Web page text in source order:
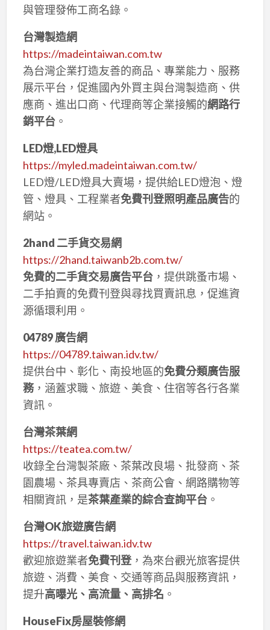
與管理發佈工商名錄。
台灣製造網
https://madeintaiwan.com.tw
為台灣企業打造友善的商品、專業能力、服務
展示平台，促進國內外買主與台灣製造商、供
應商、進出口商、代理商等企業接觸的網路行
銷平台。
LED燈,LED燈具
https://myled.madeintaiwan.com.tw/
LED燈/LED燈具大賣場，提供給LED燈泡、燈
管、燈具、工程業者免費刊登照明產品廣告的
網站。
2hand 二手貨交易網
https://2hand.taiwanb2b.com.tw/
免費的二手貨交易廣告平台，提供跳蚤市場、
二手拍賣的免費刊登與尋找買賣訊息，促進資
源循環利用。
04789 廣告網
https://04789.taiwan.idv.tw/
提供台中、彰化、南投地區的免費分類廣告服
務，涵蓋求職、旅遊、美食、住宿等各行各業
資訊。
台灣茶葉網
https://teatea.com.tw/
收錄全台灣製茶廠、茶葉改良場、批發商、茶
園農場、茶具專賣店、茶商公會、網路購物等
相關資訊，是茶葉產業的綜合查詢平台。
台灣OK旅遊廣告網
https://travel.taiwan.idv.tw
歡迎旅遊業者免費刊登，為來台觀光旅客提供
旅遊、消費、美食、交通等商品與服務資訊，
提升高曝光、高流量、高排名 。
HouseFix房屋裝修網